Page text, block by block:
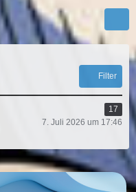
Filter
17
7. Juli 2026 um 17:46